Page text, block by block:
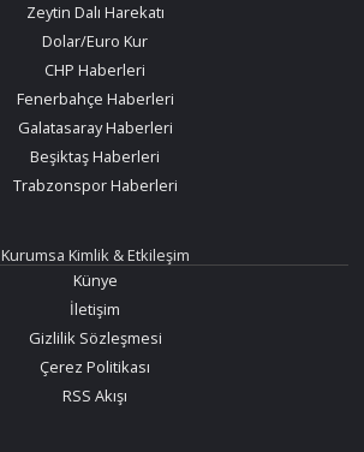
Zeytin Dalı Harekatı
Dolar/Euro Kur
CHP Haberleri
Fenerbahçe Haberleri
Galatasaray Haberleri
Beşiktaş Haberleri
Trabzonspor Haberleri
Kurumsa Kimlik & Etkileşim
Künye
İletişim
Gizlilik Sözleşmesi
Çerez Politikası
RSS Akışı